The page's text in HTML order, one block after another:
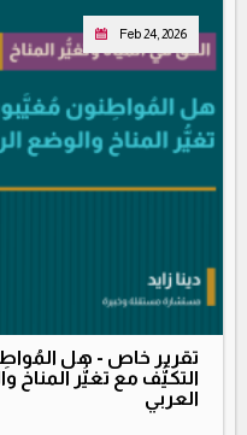
Feb 24, 2026
تقرير خاص - هل
التكيُّف مع تغيُّر المناخ
العربي